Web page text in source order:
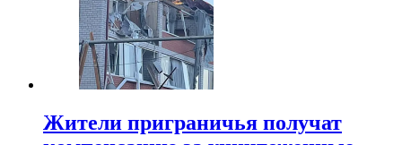
Жители приграничья получат